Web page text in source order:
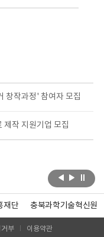
창작과정' 참여자 모집
제작 지원기업 모집
재단 충북과학기술혁신원
부 이용약관